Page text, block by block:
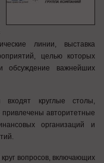
линии, выставка
целью которых
обсуждение важнейших
входят круглые столы,
авторитетные
организаций и
вопросов, включающих